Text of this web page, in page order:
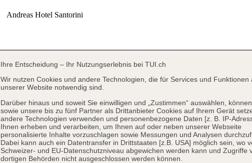
Ihre Entscheidung – Ihr Nutzungserlebnis bei TUI.ch
Wir nutzen Cookies und andere Technologien, die für Services und Funktionen
unserer Website notwendig sind.
Darüber hinaus und soweit Sie einwilligen und „Zustimmen“ auswählen,
sowie unsere bis zu fünf Partner als Drittanbieter Cookies auf Ihrem Gerät
andere Technologien verwenden und personenbezogene Daten [z. B. IP-
Ihnen erheben und verarbeiten, um Ihnen auf oder neben unserer Webseite
personalisierte Inhalte vorzuschlagen sowie Messungen und Analysen
Dabei kann auch ein Datentransfer in Drittstaaten [z.B. USA] möglich sein, wo
Schweizer- und EU-Datenschutzniveau abgewichen werden kann und Zugriffe
dortigen Behörden nicht ausgeschlossen werden können.